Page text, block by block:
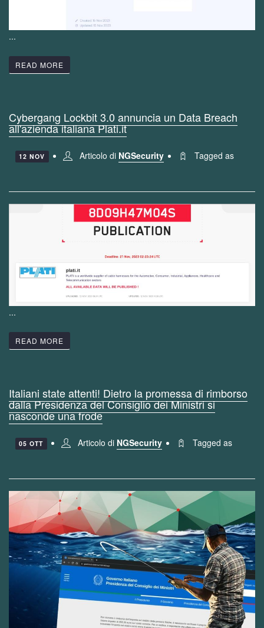
...
READ MORE
Cybergang Lockbit 3.0 annuncia un Data Breach
all'azienda italiana Plati.it
12 NOV Articolo di NGSecurity Tagged as
...
READ MORE
Italiani state attenti! Dietro la promessa di rimborso
dalla Presidenza del Consiglio dei Ministri si
nasconde una frode
05 OTT Articolo di NGSecurity Tagged as